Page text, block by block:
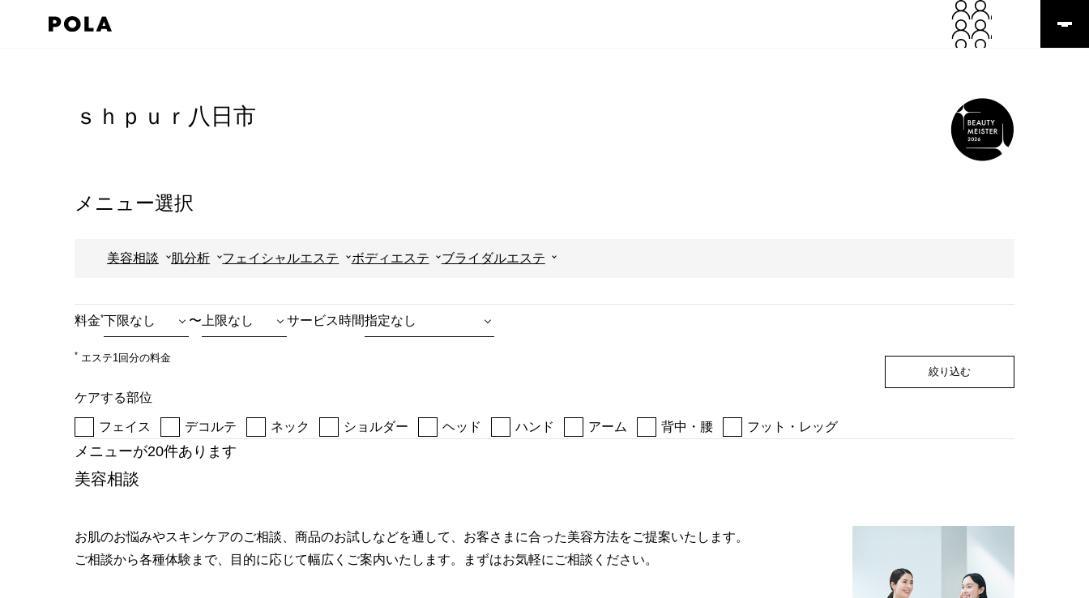
ｓｈｐｕｒ八日市
メニュー選択
美容相談 肌分析 フェイシャルエステ ボディエステ ブライダルエステ
料金* 〜 サービス時間
* エステ1回分の料金
ケアする部位
フェイス デコルテ ネック ショルダー ヘッド ハンド アーム 背中・腰 フット・レッグ
絞り込む
メニューが20件あります
美容相談
お肌のお悩みやスキンケアのご相談、商品のお試しなどを通して、お客さまに合った美容方法をご提案いたします。
ご相談から各種体験まで、目的に応じて幅広くご案内いたします。まずはお気軽にご相談ください。